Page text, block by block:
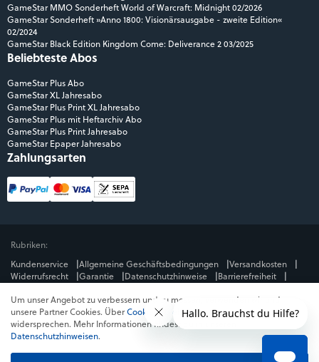
GameStar MMO Sonderheft World of Warcraft: Midnight 02/2026
GameStar Sonderheft »Anno 1800: Visionärsausgabe - zweite Edition«
02/2024
GameStar Black Edition Kingdom Come: Deliverance 2 03/2025
Beliebteste Abos
GameStar Plus Abo
GameStar XL Jahresabo
GameStar Plus Print XL Jahresabo
GameStar Plus mit Heftarchiv Abo
GameStar Plus Print Jahresabo
GameStar Epaper Jahresabo
Zahlungsarten
Rubriken:
Kundenservice
Allgemeine Geschäftsbedingungen
Versandkosten
Widerrufsrecht
Garantie Datenschutzhinweise
Barrierefreiheit
Mediengruppe:
GameStar
GamePro MeinMMO Get Hero
Jeuxvideo.com
© Webedia - alle Rechte vorbehalten
* Alle Preise enthalten die jeweilige Mehrwertsteuer. Gegebenenfalls fallen
Um unser Angebot zu verbessern und zu messen, verwenden wir und
unsere Partner Cookies. ÜberCookies ablehnenkannst du dem
widersprechen. Mehr Informationen findest du in unseren
Datenschutzhinweisen.